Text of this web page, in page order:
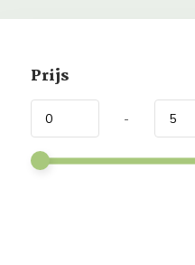
Prijs
-